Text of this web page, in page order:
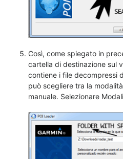
Così, come spiegato in
cartella di destinazione sul
contiene i file decompressi
può scegliere tra la
manuale. Selezionare